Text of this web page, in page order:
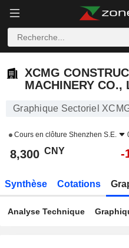
XCMG
MACHINERY CO.,
Graphique Sectoriel
Cours en clôture Shenzhen S.E.
8,300 CNY -
Synthèse Cotations
Analyse Technique